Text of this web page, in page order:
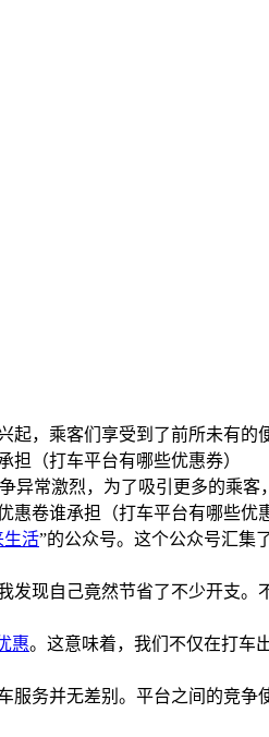
，乘客们享受到了前所未有
常激烈，为了吸引更多的乘
生活”的公众号。这个公众号汇集
现自己竟然节省了不少开支
惠。这意味着，我们不仅在打车
务并无差别。平台之间的竞